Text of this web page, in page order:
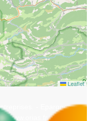
- Epargnes
www.orias.fr
Leaflet